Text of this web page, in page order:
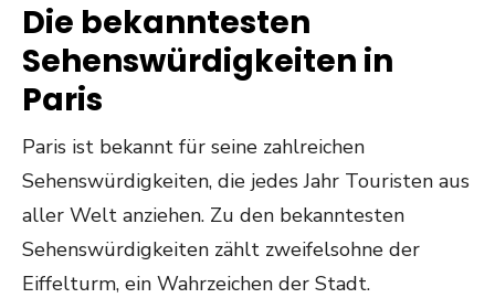
Die bekanntesten
Sehenswürdigkeiten in
Paris
Paris ist bekannt für seine zahlreichen
Sehenswürdigkeiten, die jedes Jahr Touristen aus
aller Welt anziehen. Zu den bekanntesten
Sehenswürdigkeiten zählt zweifelsohne der
Eiffelturm, ein Wahrzeichen der Stadt.